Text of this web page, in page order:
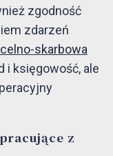
zgodność
zdarzeń
skarbowa
i księgowość, ale
z